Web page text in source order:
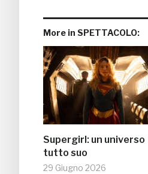
More in SPETTACOLO:
Supergirl: un universo
tutto suo
29 Giugno 2026